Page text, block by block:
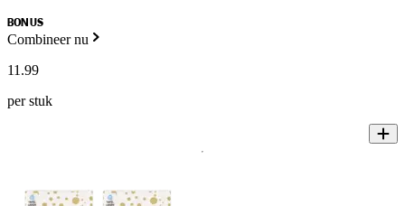
BONUS
Combineer nu
11.99
per stuk